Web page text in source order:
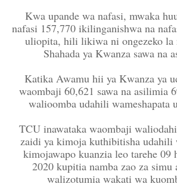
Kwa upande wa nafasi, mwaka
nafasi 157,770 ikilinganishwa na
uliopita, hili likiwa ni ongezeko la
Shahada ya Kwanza sawa na
Katika Awamu hii ya Kwanza ya
waombaji 60,621 sawa na asilimia
walioomba udahili wameshapata
TCU inawataka waombaji
zaidi ya kimoja kuthibitisha udahili
kimojawapo kuanzia leo tarehe 09
2020 kupitia namba zao za simu
walizotumia wakati wa